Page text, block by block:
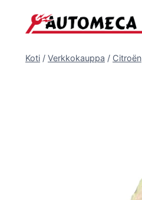
sisältöön
Koti / Verkkokauppa / Citroën